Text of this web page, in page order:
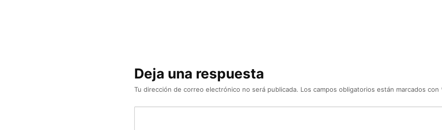
Deja una respuesta
Tu dirección de correo electrónico no será publicada. Los campos obligatorios están marcados con